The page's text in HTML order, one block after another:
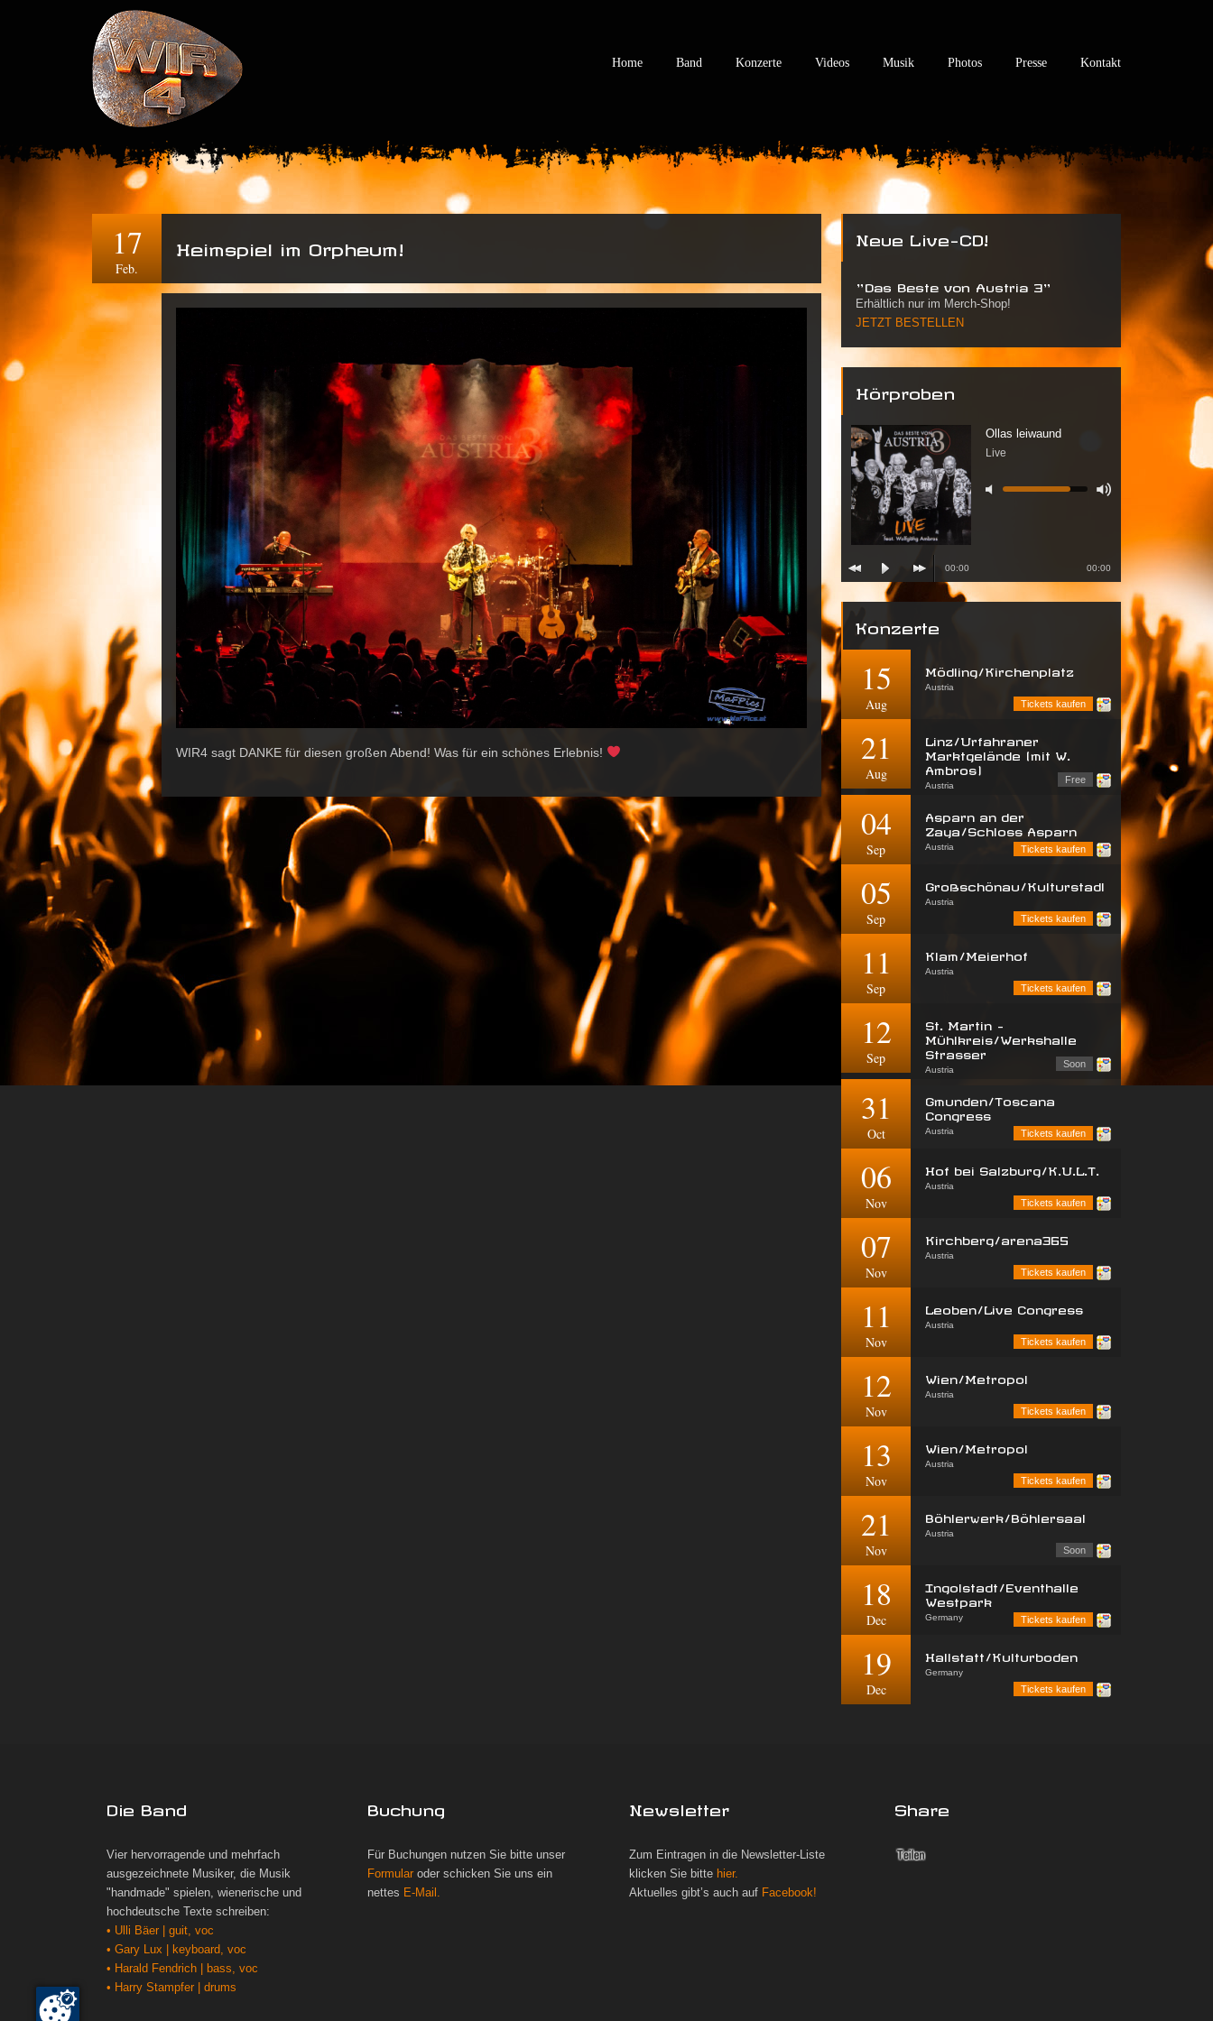
Home Band Konzerte Videos Musik Photos Presse Kontakt
17
Feb.
Heimspiel im Orpheum!
WIR4 sagt DANKE für diesen großen Abend! Was für ein schönes Erlebnis!
Neue Live-CD!
"Das Beste von Austria 3"
Erhältlich nur im Merch-Shop!
JETZT BESTELLEN
Hörproben
Ollas leiwaund
Live
00:00 00:00
Konzerte
15
Aug
Mödling/Kirchenplatz
Austria
Tickets kaufen
21
Aug
Linz/Urfahraner
Marktgelände (mit W.
Ambros)
Austria
Free
04
Sep
Asparn an der
Zaya/Schloss Asparn
Austria
Tickets kaufen
05
Sep
Großschönau/Kulturstadl
Austria
Tickets kaufen
11
Sep
Klam/Meierhof
Austria
Tickets kaufen
12
Sep
St. Martin -
Mühlkreis/Werkshalle
Strasser
Austria
Soon
31
Oct
Gmunden/Toscana
Congress
Austria
Tickets kaufen
06
Nov
Hof bei Salzburg/K.U.L.T.
Austria
Tickets kaufen
07
Nov
Kirchberg/arena365
Austria
Tickets kaufen
11
Nov
Leoben/Live Congress
Austria
Tickets kaufen
12
Nov
Wien/Metropol
Austria
Tickets kaufen
13
Nov
Wien/Metropol
Austria
Tickets kaufen
21
Nov
Böhlerwerk/Böhlersaal
Austria
Soon
18
Dec
Ingolstadt/Eventhalle
Westpark
Germany
Tickets kaufen
19
Dec
Hallstatt/Kulturboden
Germany
Tickets kaufen
Die Band
Vier hervorragende und mehrfach
ausgezeichnete Musiker, die Musik
"handmade" spielen, wienerische und
hochdeutsche Texte schreiben:
• Ulli Bäer | guit, voc
• Gary Lux | keyboard, voc
• Harald Fendrich | bass, voc
• Harry Stampfer | drums
Buchung
Für Buchungen nutzen Sie bitte unser
Formular oder schicken Sie uns ein
nettes E-Mail.
Newsletter
Zum Eintragen in die Newsletter-Liste
klicken Sie bitte hier.
Aktuelles gibt’s auch auf Facebook!
Share